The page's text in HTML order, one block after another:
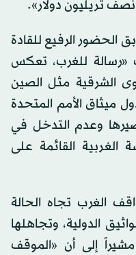
نصف تريليون دولار».
الحضور الرفيع للقادة
«رسالة للغرب، تعكس
الشرقية مثل الصين
ميثاق الأمم المتحدة
وعدم التدخل في
الغربية القائمة على
الغرب تجاه الحالة
الدولية، وتجاهلها
إلى أن «الموقف